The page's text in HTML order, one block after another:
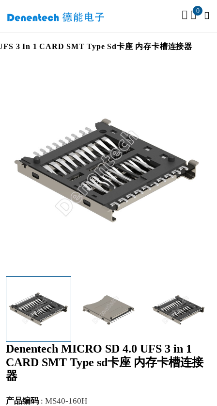
0
4.0 UFS 3 In 1 CARD SMT Type Sd卡座 内存卡槽连接器
Denentech MICRO SD 4.0 UFS 3 in 1
CARD SMT Type sd卡座 内存卡槽连接
器
产品编码 : MS40-160H